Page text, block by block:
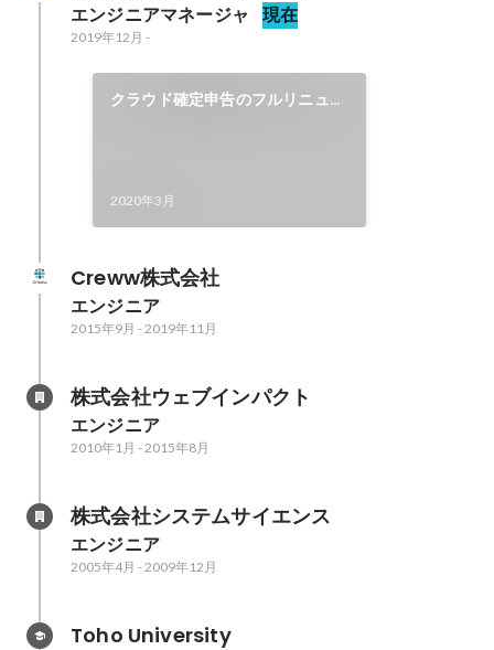
エンジニアマネージャ 現在
2019年12月 -
クラウド確定申告のフルリニュー
2020年3月
Creww株式会社
エンジニア
2015年9月 -2019年11月
株式会社ウェブインパクト
エンジニア
2010年1月 -2015年8月
株式会社システムサイエンス
エンジニア
2005年4月 -2009年12月
Toho University